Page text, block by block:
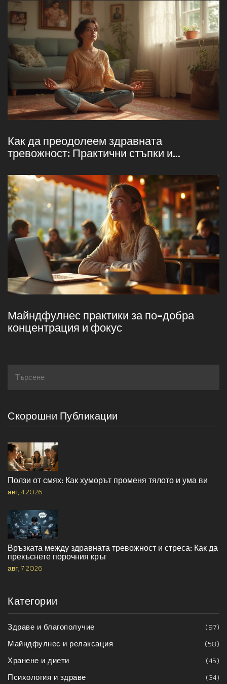
Как да преодолеем здравната
тревожност: Практични стъпки и
доказани техники
Майндфулнес практики за по-добра
концентрация и фокус
Скорошни Публикации
Ползи от смях: Как хуморът променя тялото и ума ви
авг, 4 2026
Връзката между здравната тревожност и стреса: Как да
прекъснете порочния кръг
авг, 7 2026
Категории
Здраве и благополучие
(97)
Майндфулнес и релаксация
(58)
Хранене и диети
(45)
Психология и здраве
(34)